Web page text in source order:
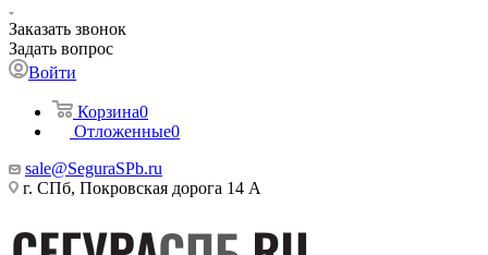
Заказать звонок
Задать вопрос
Войти
Корзина0
Отложенные0
sale@SeguraSPb.ru
г. СПб, Покровская дорога 14 А